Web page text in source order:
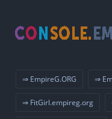
⇒ EmpireG.ORG ⇒
⇒ FitGirl.empireg.org